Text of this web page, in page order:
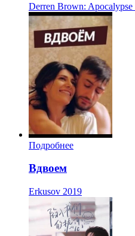
Derren Brown: Apocalypse
Подробнее
Вдвоем
Erkusov 2019